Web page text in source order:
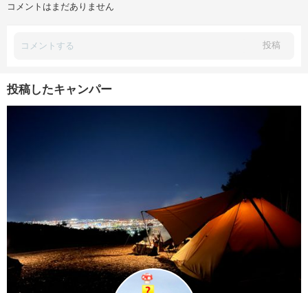
コメントはまだありません
投稿
投稿したキャンパー